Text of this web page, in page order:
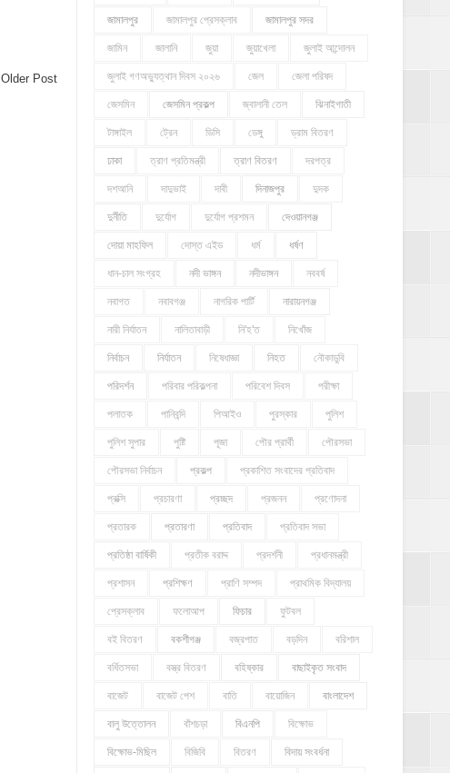
Older Post
জামালপুর জামালপুর প্রেসক্লাব জামালপুর সদর
জামিন জালানি জুয়া জুয়াখেলা জুলাই আন্দোলন
জুলাই গণঅভ্যুত্থান দিবস ২০২৬ জেল জেলা পরিষদ
জেসমিন জেসমিন প্রকল্প জ্বালানী তেল ঝিনাইগাতী
টাঙ্গাইল ট্রেন ডিসি ডেঙ্গু ড্রাম বিতরণ
ঢাকা ত্রাণ প্রতিমন্ত্রী ত্রাণ বিতরণ দরপত্র
দশআনি দাদুভাই দাবী দিনাজপুর দুদক
দুর্নীতি দুর্যোগ দুর্যোগ প্রশমন দেওয়ানগঞ্জ
দোয়া মাহফিল দোস্ত এইড ধর্ম ধর্ষণ
ধান-চাল সংগ্রহ নদী ভাঙ্গন নদীভাঙ্গন নববর্ষ
নবাগত নবাবগঞ্জ নাগরিক পার্টি নারায়নগঞ্জ
নারী নির্যাতন নালিতাবাড়ী নি'হ'ত নিখোঁজ
নির্বাচন নির্যাতন নিষেধাজ্ঞা নিহত নৌকাডুবি
পরিদর্শন পরিবার পরিকল্পনা পরিবেশ দিবস পরীক্ষা
পলাতক পানিবন্দি পিআইও পুরস্কার পুলিশ
পুলিশ সুপার পুষ্টি পূজা পৌর প্রার্থী পৌরসভা
পৌরসভা নির্বাচন প্রকল্প প্রকাশিত সংবাদের প্রতিবাদ
প্রক্সি প্রচারণা প্রচ্ছদ প্রজনন প্রণোদনা
প্রতারক প্রতারণা প্রতিবাদ প্রতিবাদ সভা
প্রতিষ্ঠা বার্ষিকী প্রতীক বরাদ্দ প্রদর্শনী প্রধানমন্ত্রী
প্রশাসন প্রশিক্ষণ প্রাণি সম্পদ প্রাথমিক বিদ্যালয়
প্রেসক্লাব ফলোআপ ফিচার ফুটবল
বই বিতরণ বকশীগঞ্জ বজ্রপাত বড়দিন বরিশাল
বর্ধিতসভা বস্ত্র বিতরণ বহিষ্কার বাছাইকৃত সংবাদ
বাজেট বাজেট পেশ বাতি বায়োজিন বাংলাদেশ
বালু উত্তোলন বাঁশচড়া বিএনপি বিক্ষোভ
বিক্ষোভ-মিছিল বিজিবি বিতরণ বিদায় সংবর্ধনা